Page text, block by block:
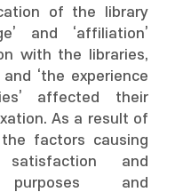
of the library
and ‘affiliation’
with the libraries,
and ‘the experience
affected their
As a result of
factors causing
and
and